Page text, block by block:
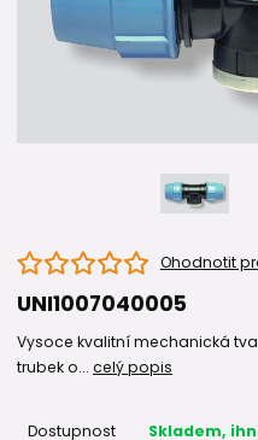
Ohodnotit
UNI1007040005
Vysoce kvalitní mechanická
trubek o... celý popis
Dostupnost Skladem,